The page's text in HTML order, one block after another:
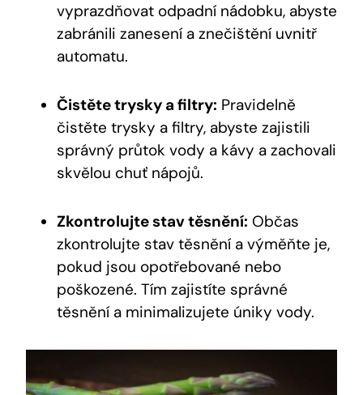
vyprazdňovat‍ odpadní ⁣nádobku, abyste
zabránili zanesení a znečištění uvnitř
automatu.
Čistěte trysky a filtry: Pravidelně
čistěte trysky a ​filtry, abyste zajistili
správný průtok vody a‍ kávy a⁣ zachovali
skvělou chuť nápojů.
Zkontrolujte stav těsnění: Občas
zkontrolujte ‌stav těsnění a výměňte je,
pokud jsou opotřebované‍ nebo
poškozené. Tím zajistíte správné
těsnění⁢ a minimalizujete úniky vody.